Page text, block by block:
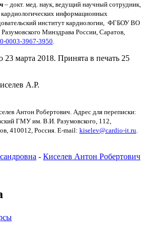
– докт. мед. наук, ведущий научный сотрудник,
информационных
институт кардиологии, ФГБОУ ВО
Минздрава России, Саратов,
0003-3967-3950.
марта 2018. Принята в печать 25
А.Р.
Антон Робертович. Адрес для переписки:
ГМУ им. В.И. Разумовского, 112,
410012, Россия. E-mail: kiselev@cardio-it.ru.
- Киселев Антон Робертович